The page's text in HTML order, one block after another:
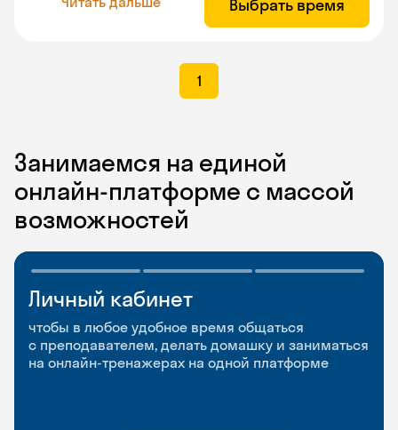
Выбрать время
1
Занимаемся на единой
онлайн-платформе с массой
возможностей
Личный кабинет
чтобы в любое удобное время общаться
с преподавателем, делать домашку и заниматься
на онлайн-тренажерах на одной платформе
Мобильное
приложение
чтобы заниматься и изучать новые слова где
и когда удобно
Разговорные клубы
и Talks
Групповые занятия для разговорной практики
и индивидуальные встречи с преподавателями